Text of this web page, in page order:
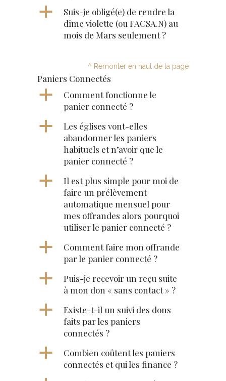
a
Suis-je obligé(e) de rendre la
dîme violette (ou FACSA.N) au
mois de Mars seulement ?
^ Remonter en haut de la page
Paniers Connectés
a
Comment fonctionne le
panier connecté ?
a
Les églises vont-elles
abandonner les paniers
habituels et n’avoir que le
panier connecté ?
a
Il est plus simple pour moi de
faire un prélèvement
automatique mensuel pour
mes offrandes alors pourquoi
utiliser le panier connecté ?
a
Comment faire mon offrande
par le panier connecté ?
a
Puis-je recevoir un reçu suite
à mon don « sans contact » ?
a
Existe-t-il un suivi des dons
faits par les paniers
connectés ?
a
Combien coûtent les paniers
connectés et qui les finance ?